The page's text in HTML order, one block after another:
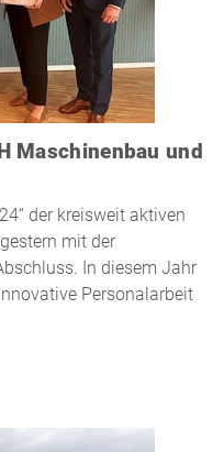
Maschinenbau und
der kreisweit aktiven
mit der
In diesem Jahr
Personalarbeit